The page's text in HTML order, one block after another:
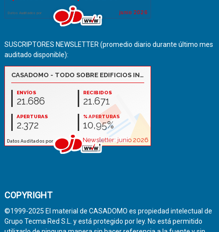
SUSCRIPTORES NEWSLETTER (promedio diario durante último mes
auditado disponible):
COPYRIGHT
©1999-2025 El material de CASADOMO es propiedad intelectual de
Grupo Tecma Red S.L. y está protegido por ley. No está permitido